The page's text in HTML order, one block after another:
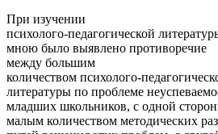
При изучении
психолого-педагогической
мною было выявлено противоречие
между большим
количеством психолого-
литературы по проблеме
младших школьников, с одной
малым количеством методических